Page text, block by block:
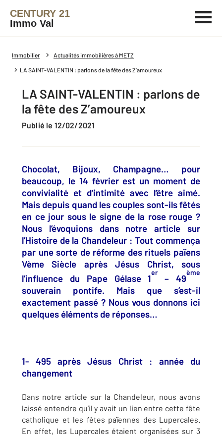
CENTURY 21
Immo Val
Immobilier Actualités immobilières à METZ
LA SAINT-VALENTIN : parlons de la fête des Z’amoureux
LA SAINT-VALENTIN : parlons de
la fête des Z’amoureux
Publié le 12/02/2021
Chocolat, Bijoux, Champagne… pour
beaucoup, le 14 février est un moment de
convivialité et d’intimité avec l’être aimé.
Mais depuis quand les couples sont-ils fêtés
en ce jour sous le signe de la rose rouge ?
Nous l’évoquions dans notre article sur
l’Histoire de la Chandeleur : Tout commença
par une sorte de réforme des rituels païens
Vème Siècle après Jésus Christ, sous
l’influence du Pape Gélase 1
er
– 49
ème
souverain pontife. Mais que s’est-il
exactement passé ? Nous vous donnons ici
quelques éléments de réponses…
1- 495 après Jésus Christ : année du
changement
Dans notre article sur la Chandeleur, nous avons
laissé entendre qu’il y avait un lien entre cette fête
catholique et les fêtes païennes des Lupercales.
En effet, les Lupercales étaient organisées sur 3